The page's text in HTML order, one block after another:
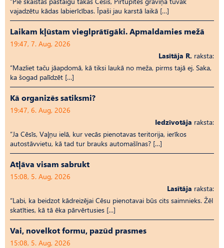
vajadzētu kādas labierīcības. Īpaši jau karstā laikā […]
Laikam kļūstam vieglprātīgāki. Apmaldamies mežā
19:47, 7. Aug, 2026
Lasītāja R. raksta:
“Mazliet taču jāapdomā, kā tiksi laukā no meža, pirms tajā ej. Saka,
ka šogad palīdzēt […]
Kā organizēs satiksmi?
19:47, 6. Aug, 2026
Iedzīvotāja raksta:
“Ja Cēsīs, Vaļņu ielā, kur vecās pienotavas teritorija, ierīkos
autostāvvietu, kā tad tur brauks automašīnas? […]
Atļāva visam sabrukt
15:08, 5. Aug, 2026
Lasītāja raksta:
“Labi, ka beidzot kādreizējai Cēsu pienotavai būs cits saimnieks. Žēl
skatīties, kā tā ēka pārvērtusies […]
Vai, novelkot formu, pazūd prasmes
15:08, 5. Aug, 2026